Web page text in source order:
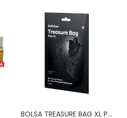
BOLSA TREASURE BAG XL PRETA SATISFYER